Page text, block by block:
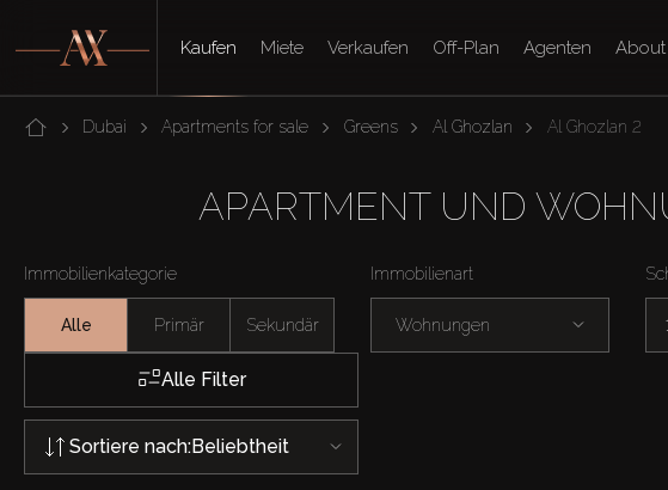
Kaufen Miete Verkaufen Off-Plan Agenten About
Dubai Apartments for sale Greens Al Ghozlan Al Ghozlan 2
APARTMENT UND
Immobilienkategorie
Alle Primär Sekundär
Immobilienart
Wohnungen
Alle Filter
Sortiere nach:Beliebtheit